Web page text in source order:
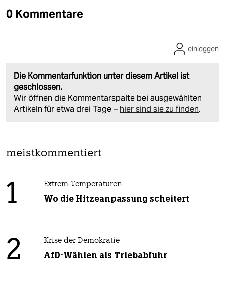
0 Kommentare
Die Kommentarfunktion unter diesem Artikel ist
geschlossen.
Wir öffnen die Kommentarspalte bei ausgewählten
Artikeln für etwa drei Tage – hier sind sie zu finden.
einloggen
meistkommentiert
1 Extrem-Temperaturen
Wo die Hitzeanpassung scheitert
2 Krise der Demokratie
AfD-Wählen als Triebabfuhr